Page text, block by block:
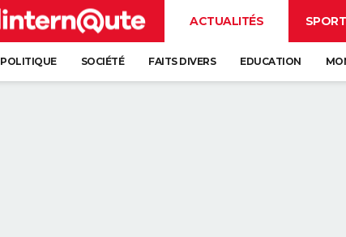
ACTUALITÉS SPORT
POLITIQUE SOCIÉTÉ FAITS DIVERS EDUCATION